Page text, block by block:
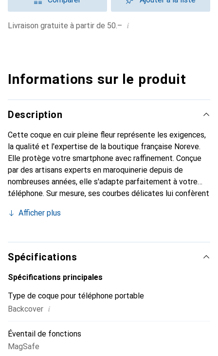
Livraison gratuite à partir de 50.– i
Informations sur le produit
Description
Cette coque en cuir pleine fleur représente les exigences,
la qualité et l'expertise de la boutique française Noreve.
Elle protège votre smartphone avec raffinement. Conçue
par des artisans experts en maroquinerie depuis de
nombreuses années, elle s'adapte parfaitement à votre
téléphone. Sur mesure, ses courbes délicates lui confèrent
chic et essentiel de votre smartphone. Reconnaître
marque Noreve est un choix sûr pour une clientèle
exigeante.
Afficher plus
Spécifications
Spécifications principales
Type de coque pour téléphone portable
Backcover i
Éventail de fonctions
MagSafe